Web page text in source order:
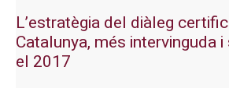
L’estratègia del diàleg
Catalunya, més intervinguda
el 2017